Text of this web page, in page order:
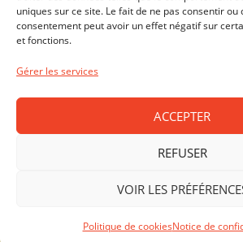
uniques sur ce site. Le fait de ne pas consentir
consentement peut avoir un effet négatif sur
et fonctions.
Gérer les services
ACCEPTER
REFUSER
VOIR LES
Politique de cookiesNotice de
LAUSANNE - CENTRE VILLE
Horaires d'ouverture
Lundi - Vendredi: 10:00-19:00 / Samedi: 09:00-
PRILLY - MALLEY
Lundi - Vendredi : 10:00-19:00 / Samedi : 09:00-